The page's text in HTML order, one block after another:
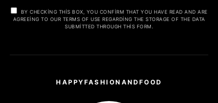
BY CHECKING THIS BOX, YOU CONFIRM THAT YOU HAVE READ AND ARE
AGREEING TO OUR TERMS OF USE REGARDING THE STORAGE OF THE DATA
SUBMITTED THROUGH THIS FORM.
HAPPYFASHIONANDFOOD